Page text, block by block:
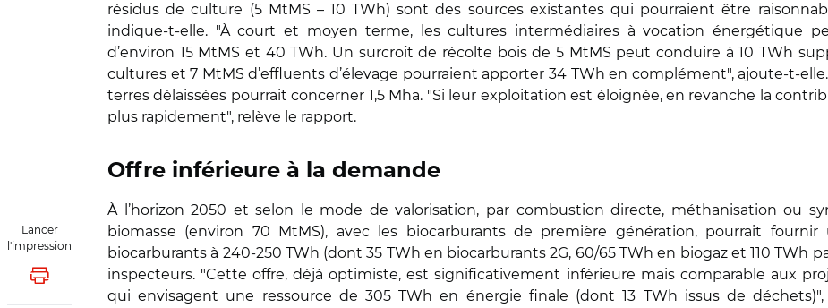
Lancer
l'impression
Lancer l'impression
résidus de culture (5 MtMS – 10 TWh) sont des sources existantes qui pourraient être
indique-t-elle. "À court et moyen terme, les cultures intermédiaires à vocation énergétique
d’environ 15 MtMS et 40 TWh. Un surcroît de récolte bois de 5 MtMS peut conduire à 10 TWh
cultures et 7 MtMS d’effluents d’élevage pourraient apporter 34 TWh en complément", ajoute-t-
terres délaissées pourrait concerner 1,5 Mha. "Si leur exploitation est éloignée, en revanche la
plus rapidement", relève le rapport.
Offre inférieure à la demande
À l’horizon 2050 et selon le mode de valorisation, par combustion directe, méthanisation ou
biomasse (environ 70 MtMS), avec les biocarburants de première génération, pourrait
biocarburants à 240-250 TWh (dont 35 TWh en biocarburants 2G, 60/65 TWh en biogaz et 110 TWh
inspecteurs. "Cette offre, déjà optimiste, est significativement inférieure mais comparable aux
qui envisagent une ressource de 305 TWh en énergie finale (dont 13 TWh issus de déchets)",